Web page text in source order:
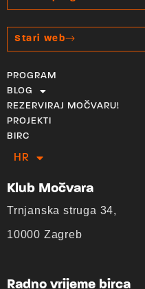
Stari web
PROGRAM
BLOG
REZERVIRAJ MOČVARU!
PROJEKTI
BIRC
HR
EN
Klub Močvara
Trnjanska struga 34,
10000 Zagreb
Radno vrijeme birca